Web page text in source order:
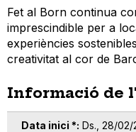
Fet al Born continua
imprescindible per a
experiències
creativitat al cor de
Informació de
Data inici * Ds., 28/02/